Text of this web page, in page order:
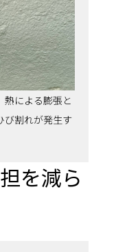
熱による膨張と
び割れが発生す
を減ら